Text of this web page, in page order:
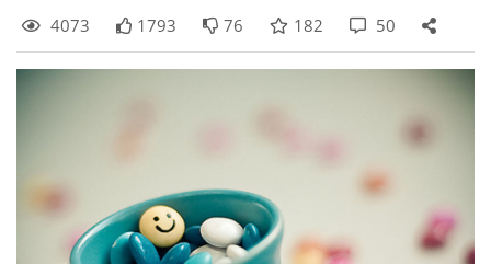
4073 1793 76 182 50